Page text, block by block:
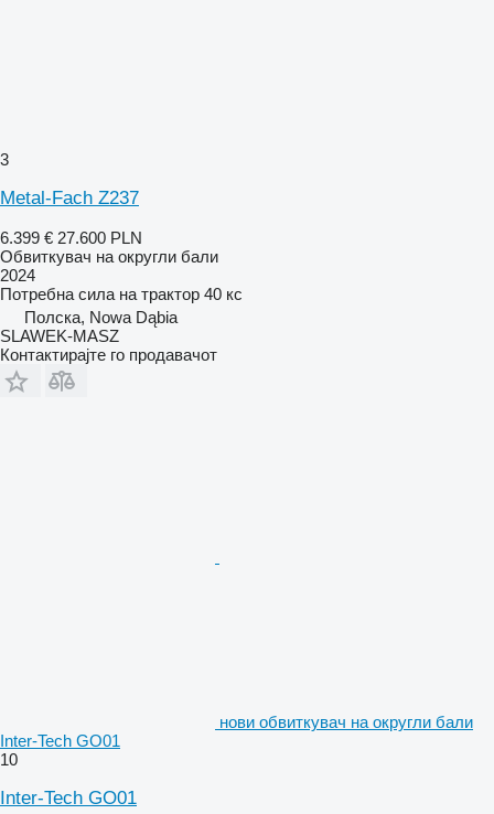
3
Metal-Fach Z237
6.399 € 27.600 PLN
Обвиткувач на округли бали
2024
Потребна сила на трактор 40 кс
Полска, Nowa Dąbia
SLAWEK-MASZ
Контактирајте го продавачот
нови обвиткувач на округли бали
Inter-Tech GO01
10
Inter-Tech GO01